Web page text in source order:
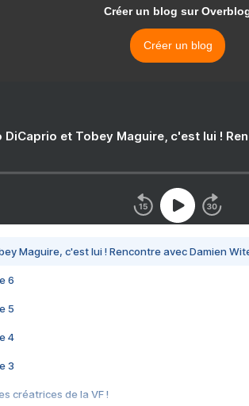
Créer un blog sur
Créer un blog
DiCaprio et Tobey Maguire, c'est lui !
Maguire, c'est lui ! Rencontre avec Damien
6
5
4
3
créatrices de la VF !